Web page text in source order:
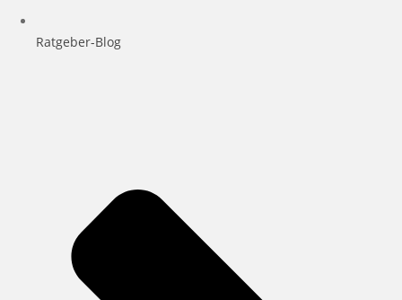
Ratgeber-Blog